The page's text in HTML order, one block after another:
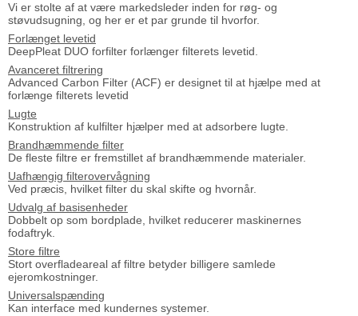
Vi er stolte af at være markedsleder inden for røg- og
støvudsugning, og her er et par grunde til hvorfor.
Forlænget levetid
DeepPleat DUO forfilter forlænger filterets levetid.
Avanceret filtrering
Advanced Carbon Filter (ACF) er designet til at hjælpe med at
forlænge filterets levetid
Lugte
Konstruktion af kulfilter hjælper med at adsorbere lugte.
Brandhæmmende filter
De fleste filtre er fremstillet af brandhæmmende materialer.
Uafhængig filterovervågning
Ved præcis, hvilket filter du skal skifte og hvornår.
Udvalg af basisenheder
Dobbelt op som bordplade, hvilket reducerer maskinernes
fodaftryk.
Store filtre
Stort overfladeareal af filtre betyder billigere samlede
ejeromkostninger.
Universalspænding
Kan interface med kundernes systemer.